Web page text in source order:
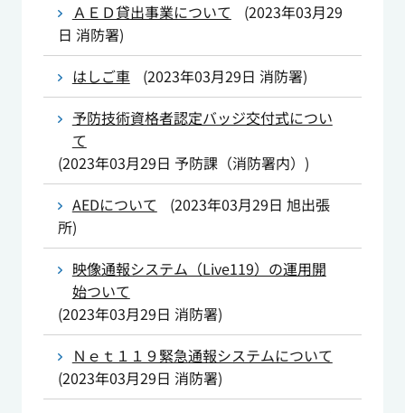
ＡＥＤ貸出事業について
(2023年03月29
日 消防署)
はしご車
(2023年03月29日 消防署)
予防技術資格者認定バッジ交付式につい
て
(2023年03月29日 予防課（消防署内） )
AEDについて
(2023年03月29日 旭出張
所)
映像通報システム（Live119）の運用開
始ついて
(2023年03月29日 消防署)
Ｎｅｔ１１９緊急通報システムについて
(2023年03月29日 消防署)